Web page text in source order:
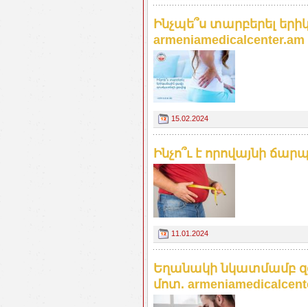
Ինչպե՞ս տարբերել
armeniamedicalcenter.am
15.02.2024
Ինչո՞ւ է որովայնի
11.01.2024
Եղանակի նկատմամբ
մոտ.